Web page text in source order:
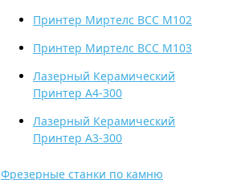
Принтер Миртелс BСС М102
Принтер Миртелс BСС М103
Лазерный Керамический
Принтер A4-300
Лазерный Керамический
Принтер A3-300
Фрезерные станки по камню